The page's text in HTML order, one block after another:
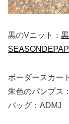
黒のVニット：
ボーダースカー
朱色のパンプス
バッグ：ADMJ